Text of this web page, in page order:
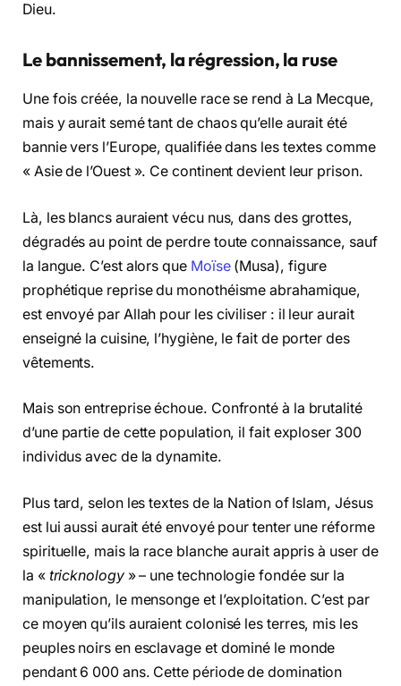
Dieu.
Le bannissement, la régression, la ruse
Une fois créée, la nouvelle race se rend à La Mecque,
mais y aurait semé tant de chaos qu’elle aurait été
bannie vers l’Europe, qualifiée dans les textes comme
« Asie de l’Ouest ». Ce continent devient leur prison.
Là, les blancs auraient vécu nus, dans des grottes,
dégradés au point de perdre toute connaissance, sauf
la langue. C’est alors que Moïse(Musa), figure
prophétique reprise du monothéisme abrahamique,
est envoyé par Allah pour les civiliser : il leur aurait
enseigné la cuisine, l’hygiène, le fait de porter des
vêtements.
Mais son entreprise échoue. Confronté à la brutalité
d’une partie de cette population, il fait exploser 300
individus avec de la dynamite.
Plus tard, selon les textes de la Nation of Islam, Jésus
est lui aussi aurait été envoyé pour tenter une réforme
spirituelle, mais la race blanche aurait appris à user de
la « tricknology» – une technologie fondée sur la
manipulation, le mensonge et l’exploitation. C’est par
ce moyen qu’ils auraient colonisé les terres, mis les
peuples noirs en esclavage et dominé le monde
pendant 6 000 ans. Cette période de domination